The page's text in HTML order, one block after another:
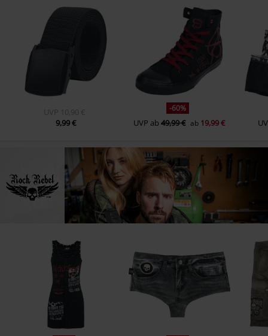
UVP
10,90 €
9,99 €
-60%
UVP ab49,99 € ab 19,99 €